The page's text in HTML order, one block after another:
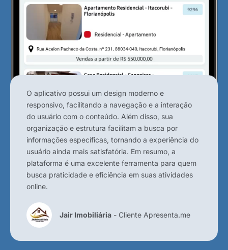
O aplicativo possui um design moderno e
responsivo, facilitando a navegação e a interação
do usuário com o conteúdo. Além disso, sua
organização e estrutura facilitam a busca por
informações específicas, tornando a experiência do
usuário ainda mais satisfatória. Em resumo, a
plataforma é uma excelente ferramenta para quem
busca praticidade e eficiência em suas atividades
online.
Jair Imobiliária - Cliente Apresenta.me